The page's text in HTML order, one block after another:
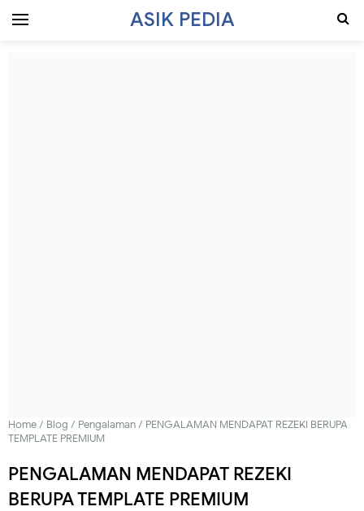
ASIK PEDIA
Home/ Blog / Pengalaman/ PENGALAMAN MENDAPAT REZEKI BERUPA
TEMPLATE PREMIUM
PENGALAMAN MENDAPAT REZEKI
BERUPA TEMPLATE PREMIUM